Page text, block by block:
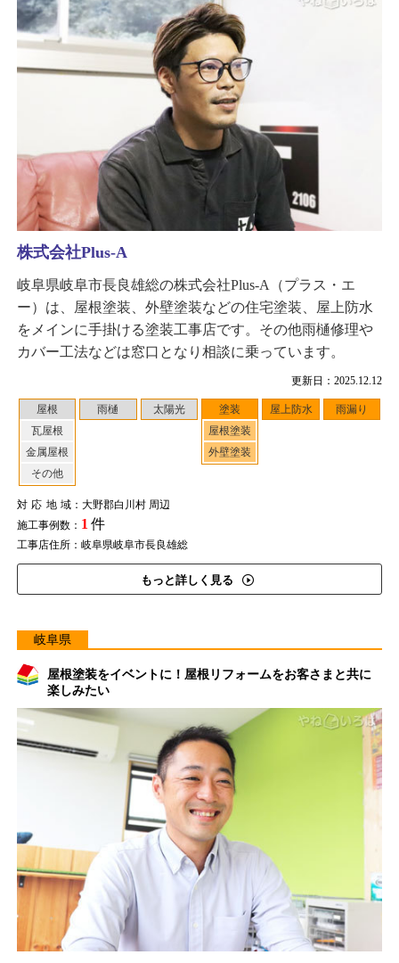
更新日：2025.12.12
屋根
瓦屋根
金属屋根
その他
雨樋 太陽光
塗装
屋根塗装
外壁塗装
屋上防水 雨漏り
対応地域：大野郡白川村 周辺
施工事例数： 1 件
工事店住所：岐阜県岐阜市長良雄総
もっと詳しく見る
株式会社Plus-A
岐阜県岐阜市長良雄総の株式会社Plus-A（プラス・エ
ー）は、屋根塗装、外壁塗装などの住宅塗装、屋上防水
をメインに手掛ける塗装工事店です。その他雨樋修理や
カバー工法などは窓口となり相談に乗っています。
岐阜県
屋根塗装をイベントに！屋根リフォームをお客さまと共に
楽しみたい